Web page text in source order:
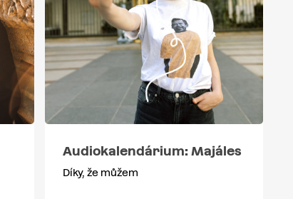
Audiokalendárium: Majáles
Díky, že můžem